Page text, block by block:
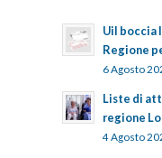
Uil boccia
Regione
6 Agosto
Liste di
regione
4 Agosto